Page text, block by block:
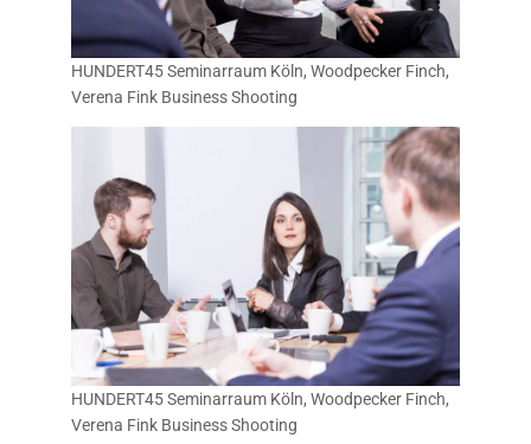
HUNDERT45 Seminarraum Köln, Woodpecker Finch,
Verena Fink Business Shooting
HUNDERT45 Seminarraum Köln, Woodpecker Finch,
Verena Fink Business Shooting